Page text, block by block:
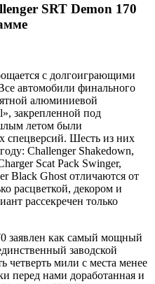
SRT Demon 170
с долгоиграющими
автомобили финального
алюминиевой
закрепленной под
летом были
спецверсий. Шесть из них
Challenger Shakedown,
Scat Pack Swinger,
Black Ghost отличаются от
расцветкой, декором и
рассекречен только
заявлен как самый мощный
заводской
четверть мили с места менее
перед нами доработанная и